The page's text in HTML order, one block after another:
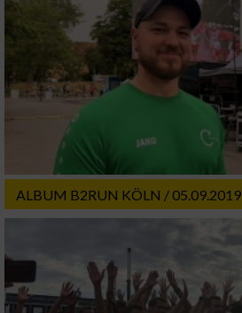
ALBUM B2RUN KÖLN / 05.09.2019